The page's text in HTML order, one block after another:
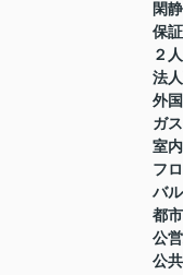
閑
保
２
法
外
ガ
室
フ
バ
都
公
公